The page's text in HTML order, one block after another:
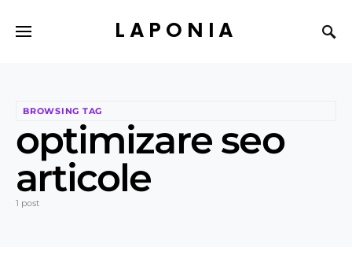
LAPONIA
BROWSING TAG
optimizare seo
articole
1 post